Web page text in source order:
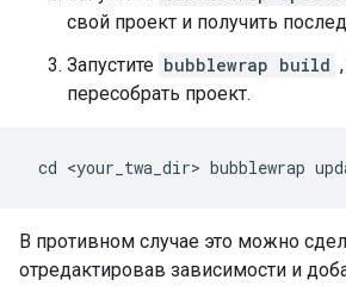
свой проект и получить
Запустите bubblewrap build
пересобрать проект.
cd <your_twa_dir> bubblewrap
В противном случае это можно
отредактировав зависимости и